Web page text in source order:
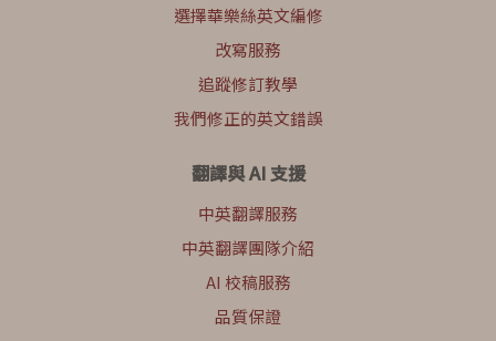
選擇華樂絲英文編修
改寫服務
追蹤修訂教學
我們修正的英文錯誤
翻譯與 AI 支援
中英翻譯服務
中英翻譯團隊介紹
AI 校稿服務
品質保證